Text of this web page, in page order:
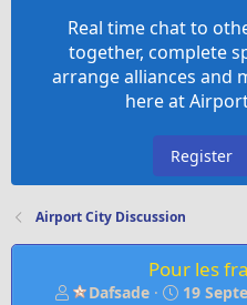
Real time chat to
together, complete
arrange alliances and
here at
Register
Airport City Discussion
Pour les
T Dafsade
S
19